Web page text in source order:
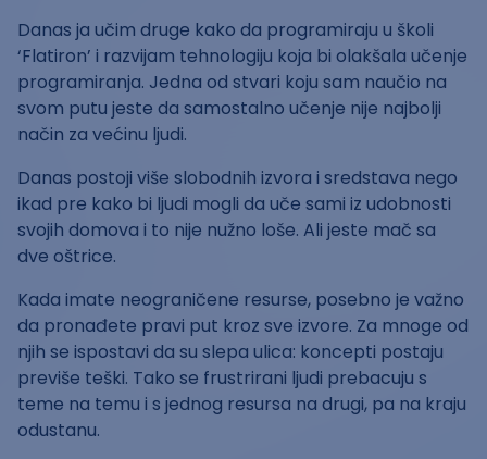
Danas ja učim druge kako da programiraju u školi
‘Flatiron’ i razvijam tehnologiju koja bi olakšala učenje
programiranja. Jedna od stvari koju sam naučio na
svom putu jeste da samostalno učenje nije najbolji
način za većinu ljudi.
Danas postoji više slobodnih izvora i sredstava nego
ikad pre kako bi ljudi mogli da uče sami iz udobnosti
svojih domova i to nije nužno loše. Ali jeste mač sa
dve oštrice.
Kada imate neograničene resurse, posebno je važno
da pronađete pravi put kroz sve izvore. Za mnoge od
njih se ispostavi da su slepa ulica: koncepti postaju
previše teški. Tako se frustrirani ljudi prebacuju s
teme na temu i s jednog resursa na drugi, pa na kraju
odustanu.